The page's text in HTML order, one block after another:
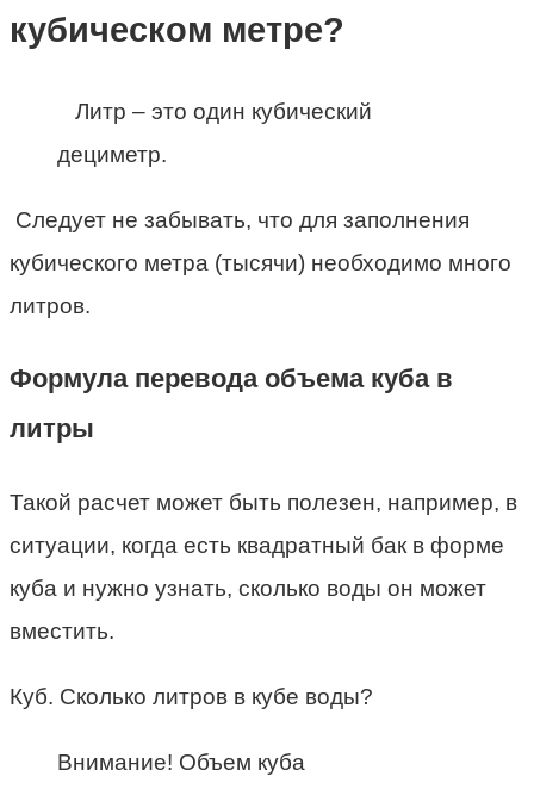
кубическом метре?
Литр – это один кубический
дециметр.
Следует не забывать, что для заполнения
кубического метра (тысячи) необходимо много
литров.
Формула перевода объема куба в
литры
Такой расчет может быть полезен, например, в
ситуации, когда есть квадратный бак в форме
куба и нужно узнать, сколько воды он может
вместить.
Куб. Сколько литров в кубе воды?
Внимание! Объем куба